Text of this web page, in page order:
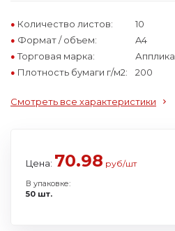
Количество листов:
Формат / объем:
Торговая марка:
Плотность бумаги г/м2:
10
A4
Апплика
200
Смотреть все характеристики
Цена: 70.98 руб/шт
В упаковке:
50 шт.